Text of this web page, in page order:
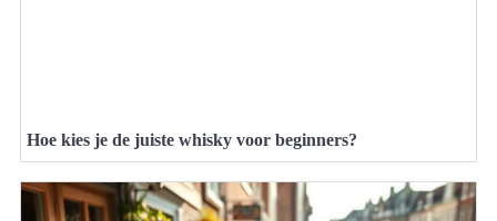
Hoe kies je de juiste whisky voor beginners?